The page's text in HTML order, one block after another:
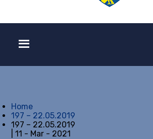
Home
197 – 22.05.2019
197 – 22.05.2019
| 11 - Mar - 2021